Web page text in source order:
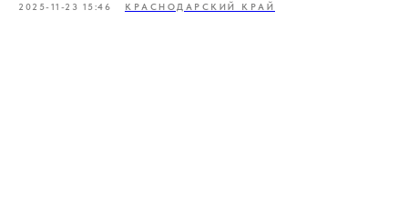
2025-11-23 15:46 КРАСНОДАРСКИЙ КРАЙ